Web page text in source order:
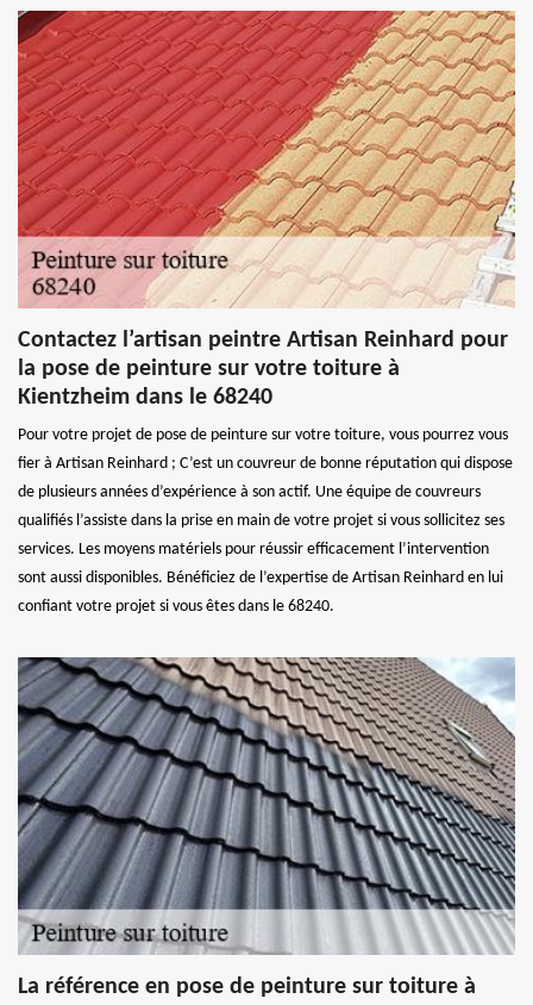
Contactez l’artisan peintre Artisan Reinhard pour
la pose de peinture sur votre toiture à
Kientzheim dans le 68240
Pour votre projet de pose de peinture sur votre toiture, vous pourrez vous
fier à Artisan Reinhard ; C’est un couvreur de bonne réputation qui dispose
de plusieurs années d’expérience à son actif. Une équipe de couvreurs
qualifiés l’assiste dans la prise en main de votre projet si vous sollicitez ses
services. Les moyens matériels pour réussir efficacement l’intervention
sont aussi disponibles. Bénéficiez de l’expertise de Artisan Reinhard en lui
confiant votre projet si vous êtes dans le 68240.
La référence en pose de peinture sur toiture à